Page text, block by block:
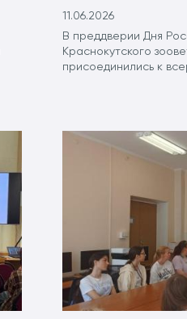
11.06.2026
В преддверии Дня
Краснокутского
присоединились к